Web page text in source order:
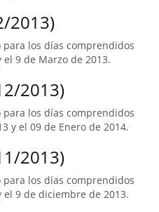
2013)
los días comprendidos
9 de Marzo de 2013.
2013)
los días comprendidos
y el 09 de Enero de 2014.
2013)
los días comprendidos
9 de diciembre de 2013.